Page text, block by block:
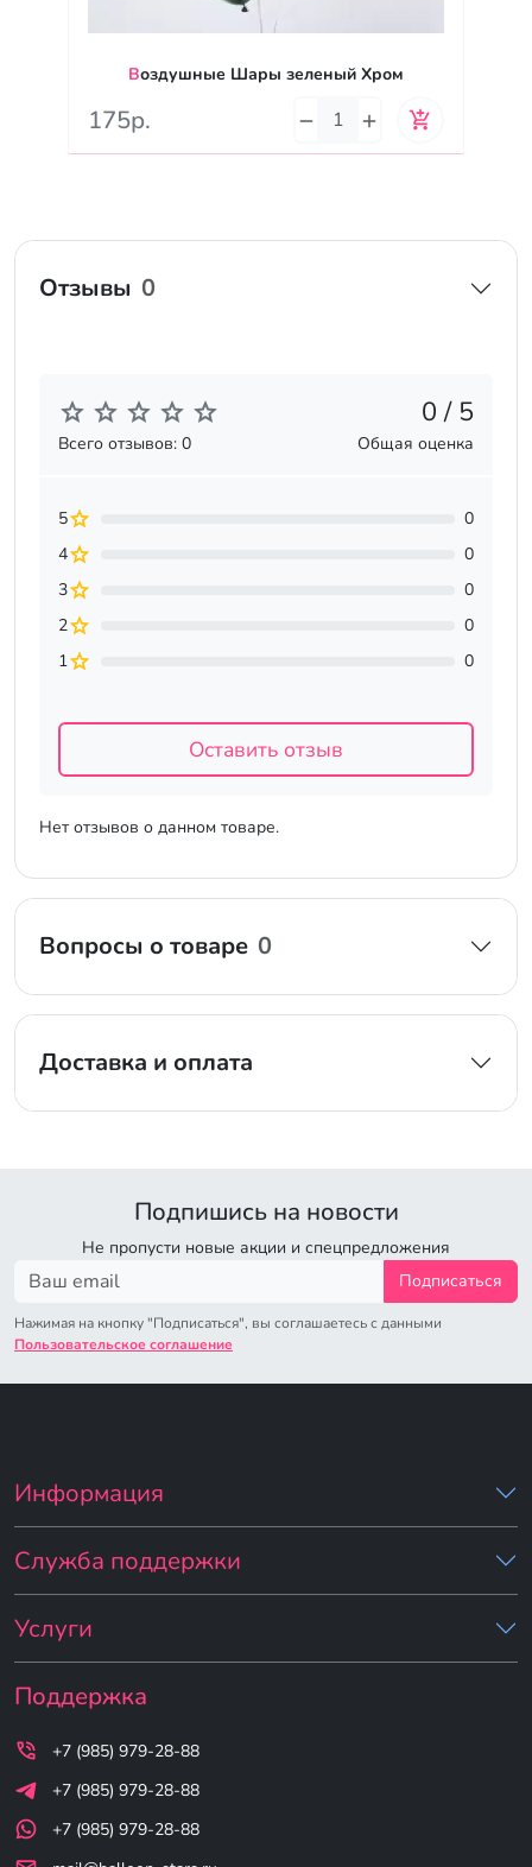
Воздушные Шары зеленый Хром
175р.
Отзывы 0
Нет отзывов о данном товаре.
0 / 5
Всего отзывов: 0 Общая оценка
5
0
4
0
3
0
2
0
1
0
Оставить отзыв
Вопросы о товаре 0
Доставка и оплата
Подпишись на новости
Не пропусти новые акции и спецпредложения
Подписаться
Нажимая на кнопку "Подписаться", вы соглашаетесь с данными
Пользовательское соглашение
Информация
Служба поддержки
Услуги
Поддержка
+7 (985) 979-28-88
+7 (985) 979-28-88
+7 (985) 979-28-88